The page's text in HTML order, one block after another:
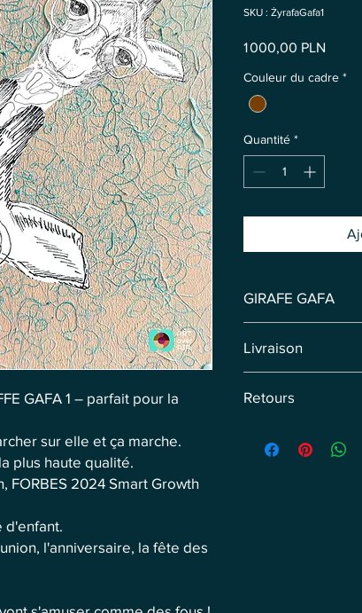
GAFA 1 – parfait pour la
sur elle et ça marche.
plus haute qualité.
FORBES 2024 Smart Growth
d'enfant.
l'anniversaire, la fête des
SKU : ŻyrafaGafa1
1 000,00 PLN
Couleur du cadre *
Quantité *
GIRAFE GAFA
marche.
Livraison
précommandes,
Retours
Remboursement